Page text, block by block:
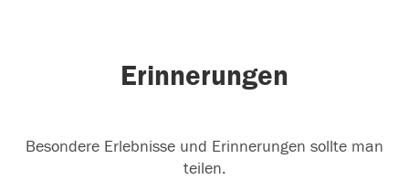
Erinnerungen
Besondere Erlebnisse und Erinnerungen sollte man
teilen.